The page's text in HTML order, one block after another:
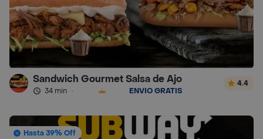
Sandwich Gourmet Salsa de Ajo
34 min · ENVÍO GRATIS
4.4
Hasta 39% Off